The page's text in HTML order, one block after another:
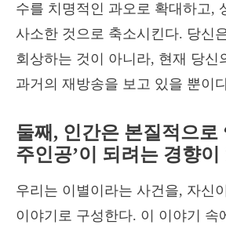
수를 치명적인 과오로 확대하고,
사소한 것으로 축소시킨다. 당신
회상하는 것이 아니라, 현재 당신
과거의 재방송을 보고 있을 뿐이
둘째, 인간은 본질적으로
주인공’이 되려는 경향이
우리는 이별이라는 사건을, 자신
이야기로 구성한다. 이 이야기 속